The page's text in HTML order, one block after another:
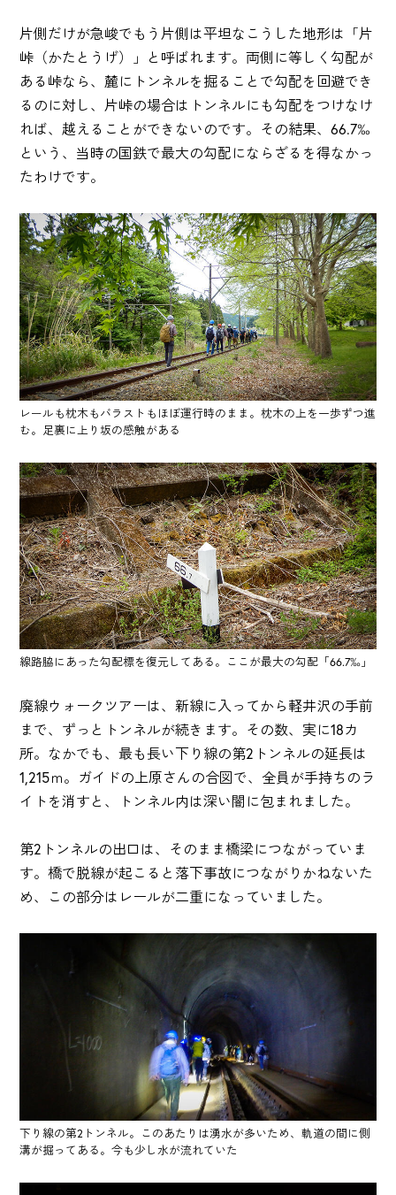
片側だけが急峻でもう片側は平坦なこうした地形は「片
峠（かたとうげ）」と呼ばれます。両側に等しく勾配が
ある峠なら、麓にトンネルを掘ることで勾配を回避でき
るのに対し、片峠の場合はトンネルにも勾配をつけなけ
れば、越えることができないのです。その結果、66.7‰
という、当時の国鉄で最大の勾配にならざるを得なかっ
たわけです。
レールも枕木もバラストもほぼ運行時のまま。枕木の上を一歩ずつ進
む。足裏に上り坂の感触がある
線路脇にあった勾配標を復元してある。ここが最大の勾配「66.7‰」
廃線ウォークツアーは、新線に入ってから軽井沢の手前
まで、ずっとトンネルが続きます。その数、実に18カ
所。なかでも、最も長い下り線の第2トンネルの延長は
1,215ｍ。ガイドの上原さんの合図で、全員が手持ちのラ
イトを消すと、トンネル内は深い闇に包まれました。
第2トンネルの出口は、そのまま橋梁につながっていま
す。橋で脱線が起こると落下事故につながりかねないた
め、この部分はレールが二重になっていました。
下り線の第2トンネル。このあたりは湧水が多いため、軌道の間に側
溝が掘ってある。今も少し水が流れていた